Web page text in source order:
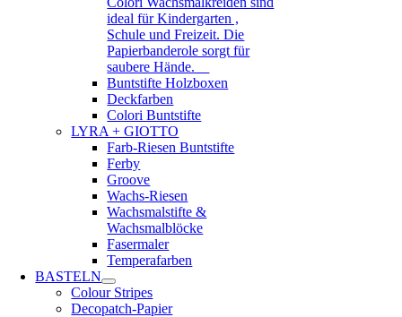
ideal für Kindergarten ,
Schule und Freizeit. Die
Papierbanderole sorgt für
saubere Hände.
Buntstifte Holzboxen
Deckfarben
Colori Buntstifte
LYRA + GIOTTO
Farb-Riesen Buntstifte
Ferby
Groove
Wachs-Riesen
Wachsmalstifte &
Wachsmalblöcke
Fasermaler
Temperafarben
BASTELN
Colour Stripes
Decopatch-Papier